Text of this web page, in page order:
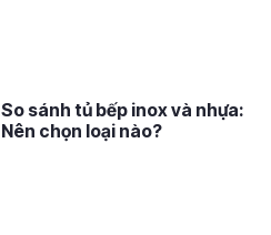
So sánh tủ bếp inox và nhựa:
Nên chọn loại nào?